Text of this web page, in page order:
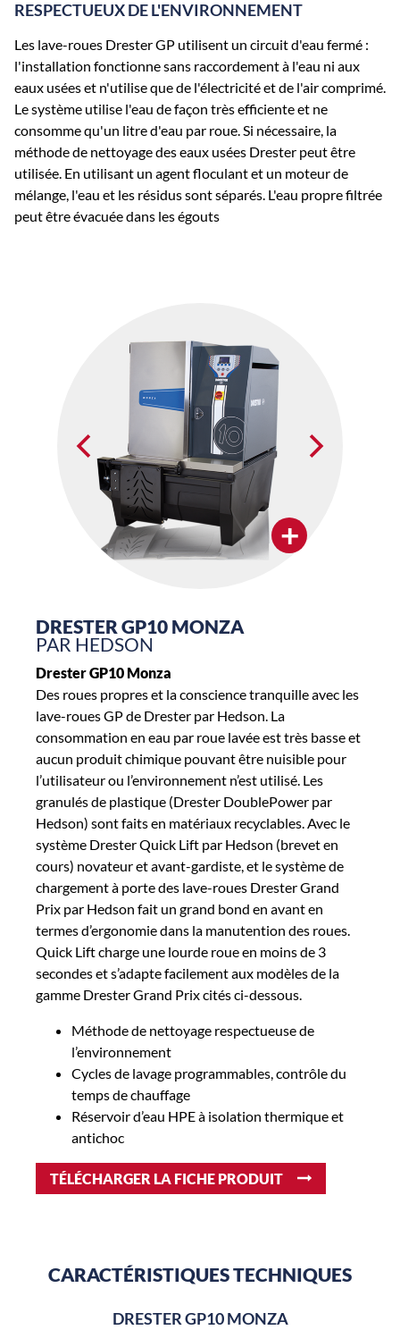
RESPECTUEUX DE L'ENVIRONNEMENT
Les lave-roues Drester GP utilisent un circuit d'eau fermé :
l'installation fonctionne sans raccordement à l'eau ni aux
eaux usées et n'utilise que de l'électricité et de l'air comprimé.
Le système utilise l'eau de façon très efficiente et ne
consomme qu'un litre d'eau par roue. Si nécessaire, la
méthode de nettoyage des eaux usées Drester peut être
utilisée. En utilisant un agent floculant et un moteur de
mélange, l'eau et les résidus sont séparés. L'eau propre filtrée
peut être évacuée dans les égouts
+
DRESTER GP10 MONZA
PAR HEDSON
Drester GP10 Monza
Des roues propres et la conscience tranquille avec les
lave-roues GP de Drester par Hedson. La
consommation en eau par roue lavée est très basse et
aucun produit chimique pouvant être nuisible pour
l’utilisateur ou l’environnement n’est utilisé. Les
granulés de plastique (Drester DoublePower par
Hedson) sont faits en matériaux recyclables. Avec le
système Drester Quick Lift par Hedson (brevet en
cours) novateur et avant-gardiste, et le système de
chargement à porte des lave-roues Drester Grand
Prix par Hedson fait un grand bond en avant en
termes d’ergonomie dans la manutention des roues.
Quick Lift charge une lourde roue en moins de 3
secondes et s’adapte facilement aux modèles de la
gamme Drester Grand Prix cités ci-dessous.
Méthode de nettoyage respectueuse de
l’environnement
Cycles de lavage programmables, contrôle du
temps de chauffage
Réservoir d’eau HPE à isolation thermique et
antichoc
TÉLÉCHARGER LA FICHE PRODUIT
CARACTÉRISTIQUES TECHNIQUES
DRESTER GP10 MONZA